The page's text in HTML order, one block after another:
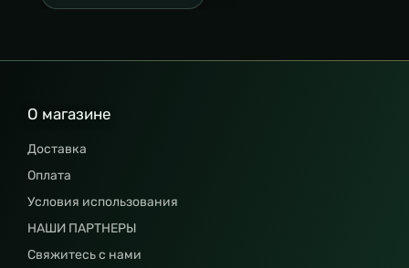
О магазине
Доставка
Оплата
Условия использования
НАШИ ПАРТНЕРЫ
Свяжитесь с нами